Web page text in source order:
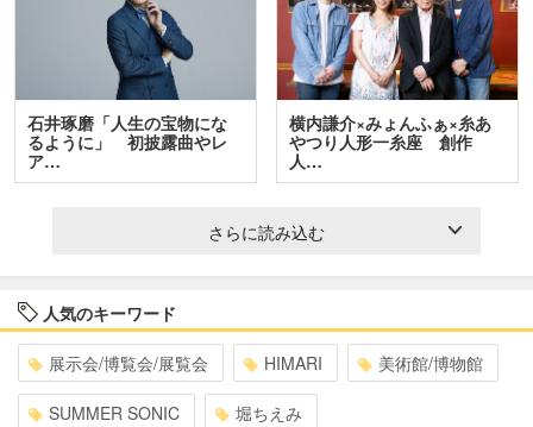
石井琢磨「人生の宝物にな
るように」 初披露曲やレ
ア…
横内謙介×みょんふぁ×糸あ
やつり人形一糸座 創作
人…
さらに読み込む
人気のキーワード
展示会/博覧会/展覧会 HIMARI 美術館/博物館
SUMMER SONIC 堀ちえみ